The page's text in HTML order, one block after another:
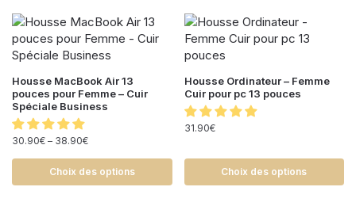
Housse MacBook Air 13
pouces pour Femme – Cuir
Spéciale Business
30.90€ – 38.90€
Choix des options
Housse Ordinateur – Femme
Cuir pour pc 13 pouces
31.90€
Choix des options